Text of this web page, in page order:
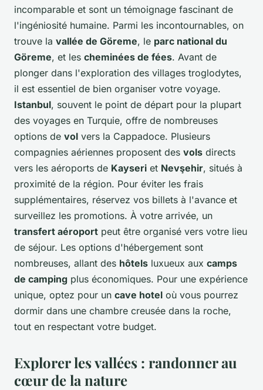
incomparable et sont un témoignage fascinant de
l'ingéniosité humaine. Parmi les incontournables, on
trouve la vallée de Göreme, le parc national du
Göreme, et les cheminées de fées. Avant de
plonger dans l'exploration des villages troglodytes,
il est essentiel de bien organiser votre voyage.
Istanbul, souvent le point de départ pour la plupart
des voyages en Turquie, offre de nombreuses
options de vol vers la Cappadoce. Plusieurs
compagnies aériennes proposent des vols directs
vers les aéroports de Kayseri et Nevşehir, situés à
proximité de la région. Pour éviter les frais
supplémentaires, réservez vos billets à l'avance et
surveillez les promotions. À votre arrivée, un
transfert aéroport peut être organisé vers votre lieu
de séjour. Les options d'hébergement sont
nombreuses, allant des hôtels luxueux aux camps
de camping plus économiques. Pour une expérience
unique, optez pour un cave hotel où vous pourrez
dormir dans une chambre creusée dans la roche,
tout en respectant votre budget.
Explorer les vallées : randonner au
cœur de la nature